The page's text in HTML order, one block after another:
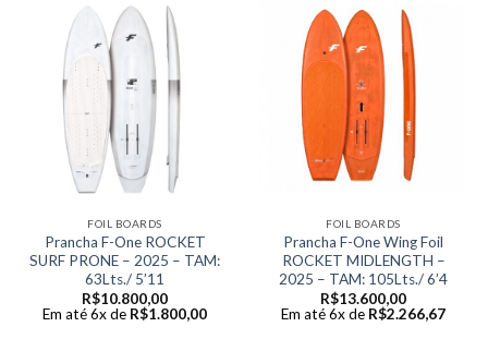
FOIL BOARDS
Prancha F-One ROCKET
SURF PRONE – 2025 – TAM:
63Lts./ 5’11
R$10.800,00
Em até 6x de R$1.800,00
FOIL BOARDS
Prancha F-One Wing Foil
ROCKET MIDLENGTH –
2025 – TAM: 105Lts./ 6’4
R$13.600,00
Em até 6x de R$2.266,67